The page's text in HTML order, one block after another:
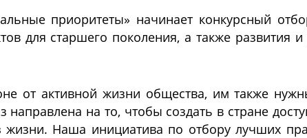
приоритеты» начинает конкурсный
для старшего поколения, а также развития и
от активной жизни общества, им также
направлена на то, чтобы создать в стране
Наша инициатива по отбору лучших